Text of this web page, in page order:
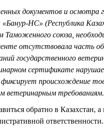
документов и осмотра
(Республика
союза,
отсутствовала часть
государственного
сертификате
происхождение
ветеринарным требованиям.
обратно в Казахстан, а
ответственности.